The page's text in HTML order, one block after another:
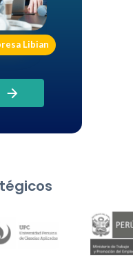
Libian